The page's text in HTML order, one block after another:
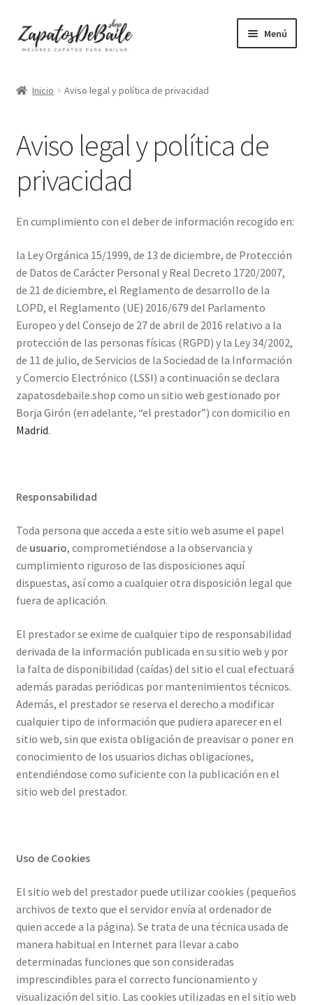
Ir
a
Ir
al
Menú
Accesorios
Mascarillas
Camisetas mujer
Camisetas hombre
+ Vendidos
Inicio Aviso legal y política de privacidad
Aviso legal y política de
privacidad
En cumplimiento con el deber de información recogido en:
la Ley Orgánica 15/1999, de 13 de diciembre, de Protección
de Datos de Carácter Personal y Real Decreto 1720/2007,
de 21 de diciembre, el Reglamento de desarrollo de la
LOPD, el Reglamento (UE) 2016/679 del Parlamento
Europeo y del Consejo de 27 de abril de 2016 relativo a la
protección de las personas físicas (RGPD) y la Ley 34/2002,
de 11 de julio, de Servicios de la Sociedad de la Información
y Comercio Electrónico (LSSI) a continuación se declara
zapatosdebaile.shop como un sitio web gestionado por
Borja Girón (en adelante, “el prestador”) con domicilio en
Madrid.
Responsabilidad
Toda persona que acceda a este sitio web asume el papel
de usuario, comprometiéndose a la observancia y
cumplimiento riguroso de las disposiciones aquí
dispuestas, así como a cualquier otra disposición legal que
fuera de aplicación.
El prestador se exime de cualquier tipo de responsabilidad
derivada de la información publicada en su sitio web y por
la falta de disponibilidad (caídas) del sitio el cual efectuará
además paradas periódicas por mantenimientos técnicos.
Además, el prestador se reserva el derecho a modificar
cualquier tipo de información que pudiera aparecer en el
sitio web, sin que exista obligación de preavisar o poner en
conocimiento de los usuarios dichas obligaciones,
entendiéndose como suficiente con la publicación en el
sitio web del prestador.
Uso de Cookies
El sitio web del prestador puede utilizar cookies (pequeños
archivos de texto que el servidor envía al ordenador de
quien accede a la página). Se trata de una técnica usada de
manera habitual en Internet para llevar a cabo
determinadas funciones que son consideradas
imprescindibles para el correcto funcionamiento y
visualización del sitio. Las cookies utilizadas en el sitio web